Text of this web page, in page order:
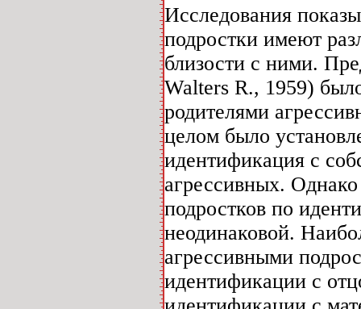
Исследования
подростки имеют
близости с ними.
Walters R., 1959)
родителями
целом было
идентификация с
агрессивных.
подростков по
неодинаковой.
агрессивными
идентификации с